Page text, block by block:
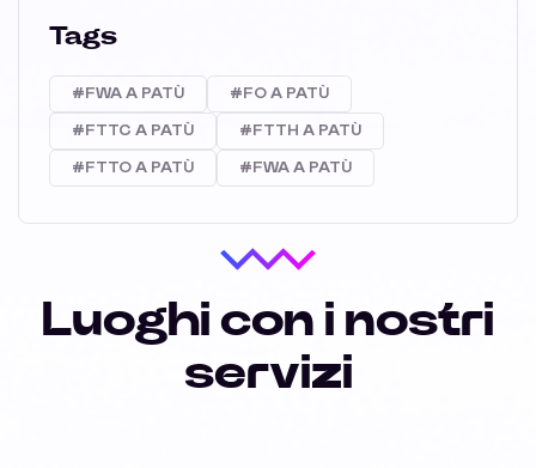
Tags
#FWA A PATÙ #FO A PATÙ
#FTTC A PATÙ #FTTH A PATÙ
#FTTO A PATÙ #FWA A PATÙ
Luoghi con i nostri
servizi